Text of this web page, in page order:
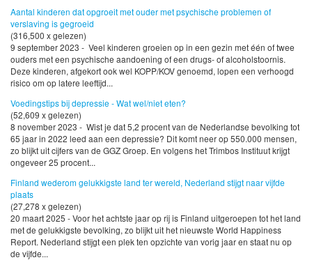
Aantal kinderen dat opgroeit met ouder met psychische problemen of
verslaving is gegroeid
(316,500 x gelezen)
9 september 2023 - Veel kinderen groeien op in een gezin met één of twee
ouders met een psychische aandoening of een drugs- of alcoholstoornis.
Deze kinderen, afgekort ook wel KOPP/KOV genoemd, lopen een verhoogd
risico om op latere leeftijd...
Voedingstips bij depressie - Wat wel/niet eten?
(52,609 x gelezen)
8 november 2023 - Wist je dat 5,2 procent van de Nederlandse bevolking tot
65 jaar in 2022 leed aan een depressie? Dit komt neer op 550.000 mensen,
zo blijkt uit cijfers van de GGZ Groep. En volgens het Trimbos Instituut krijgt
ongeveer 25 procent...
Finland wederom gelukkigste land ter wereld, Nederland stijgt naar vijfde
plaats
(27,278 x gelezen)
20 maart 2025 - Voor het achtste jaar op rij is Finland uitgeroepen tot het land
met de gelukkigste bevolking, zo blijkt uit het nieuwste World Happiness
Report. Nederland stijgt een plek ten opzichte van vorig jaar en staat nu op
de vijfde...